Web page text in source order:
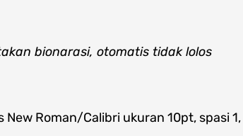
bionarasi, otomatis tidak lolos
Roman/Calibri ukuran 10pt, spasi 1,